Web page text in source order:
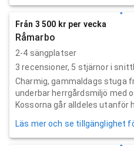
Från 3 500 kr per vecka
Råmarbo
2-4 sängplatser
3 recensioner, 5 stjärnor i
Charmig, gammaldags stuga
underbar herrgårdsmiljö med
Kossorna går alldeles utanför
Läs mer och se tillgänglighet